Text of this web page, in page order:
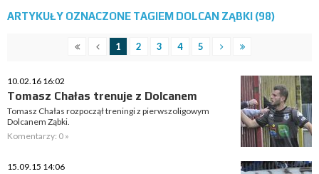
ARTYKUŁY OZNACZONE TAGIEM DOLCAN ZĄBKI (98)
1 2 3 4 5
10.02.16 16:02
Tomasz Chałas trenuje z Dolcanem
Tomasz Chałas rozpoczął treningi z pierwszoligowym
Dolcanem Ząbki.
Komentarzy: 0 »
15.09.15 14:06